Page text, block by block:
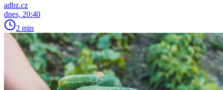
adbz.cz
dnes, 20:40
2 min